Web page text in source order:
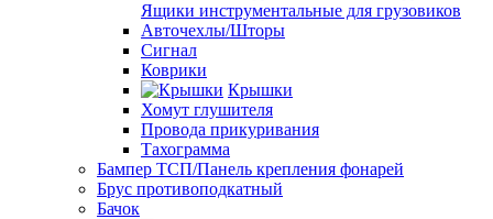
Ящики инструментальные для грузовиков
Авточехлы/Шторы
Сигнал
Коврики
Крышки
Хомут глушителя
Провода прикуривания
Тахограмма
Бампер ТСП/Панель крепления фонарей
Брус противоподкатный
Бачок